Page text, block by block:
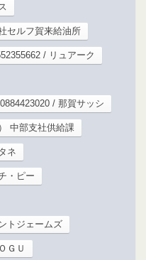
セルフ賀来給油所
/ リュアーク
0884423020 / 那賀サッシ
中部支社供給課
ネ
・ピー
トジェームズ
ＧＵ